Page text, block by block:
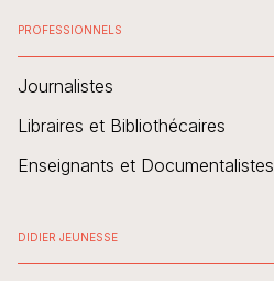
PROFESSIONNELS
Journalistes
Libraires et Bibliothécaires
Enseignants et Documentalistes
DIDIER JEUNESSE